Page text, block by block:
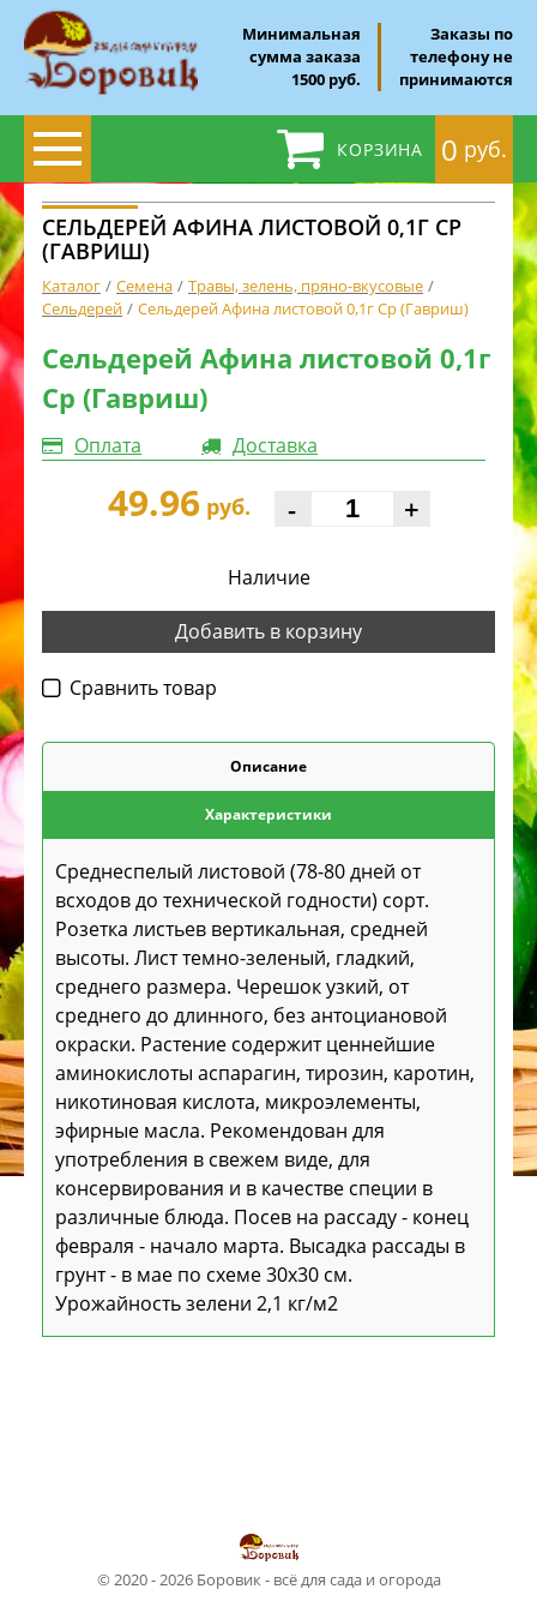
Минимальная
сумма заказа
1500 руб.
Заказы по
телефону не
принимаются
КОРЗИНА 0 руб.
СЕЛЬДЕРЕЙ АФИНА ЛИСТОВОЙ 0,1Г СР
(ГАВРИШ)
Каталог Семена
Травы, зелень, пряно-вкусовые
Сельдерей
Сельдерей Афина листовой 0,1г Ср (Гавриш)
Сельдерей Афина листовой 0,1г
Ср (Гавриш)
Оплата Доставка
49.96руб. - +
Наличие
Добавить в корзину
Cравнить товар
Описание
Характеристики
Среднеспелый листовой (78-80 дней от
всходов до технической годности) сорт.
Розетка листьев вертикальная, средней
высоты. Лист темно-зеленый, гладкий,
среднего размера. Черешок узкий, от
среднего до длинного, без антоциановой
окраски. Растение содержит ценнейшие
аминокислоты аспарагин, тирозин, каротин,
никотиновая кислота, микроэлементы,
эфирные масла. Рекомендован для
употребления в свежем виде, для
консервирования и в качестве специи в
различные блюда. Посев на рассаду - конец
февраля - начало марта. Высадка рассады в
грунт - в мае по схеме 30х30 см.
Урожайность зелени 2,1 кг/м2
© 2020 - 2026 Боровик - всё для сада и огорода